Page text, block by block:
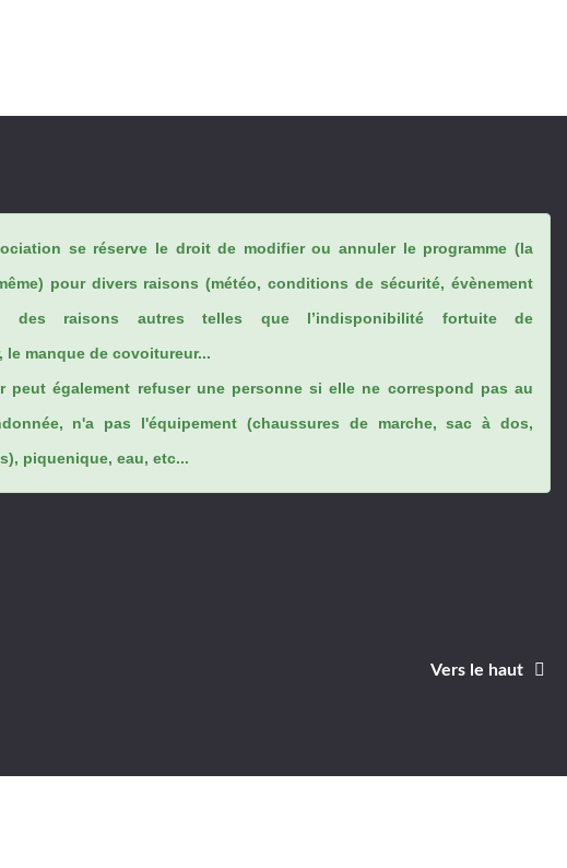
se réserve le droit de modifier ou annuler le programme (la
pour divers raisons (météo, conditions de sécurité, évènement
des raisons autres telles que l’indisponibilité fortuite de
le manque de covoitureur...
peut également refuser une personne si elle ne correspond pas au
n'a pas l'équipement (chaussures de marche, sac à dos,
piquenique, eau, etc...
Vers le haut